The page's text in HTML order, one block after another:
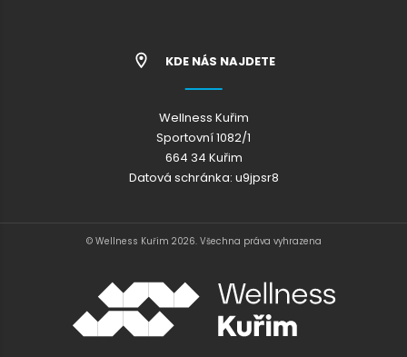
KDE NÁS NAJDETE
Wellness Kuřim
Sportovní 1082/1
664 34 Kuřim
Datová schránka: u9jpsr8
© Wellness Kuřim 2026. Všechna práva vyhrazena